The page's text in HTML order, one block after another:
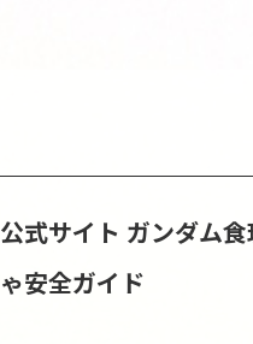
式サイト ガンダム
安全ガイド